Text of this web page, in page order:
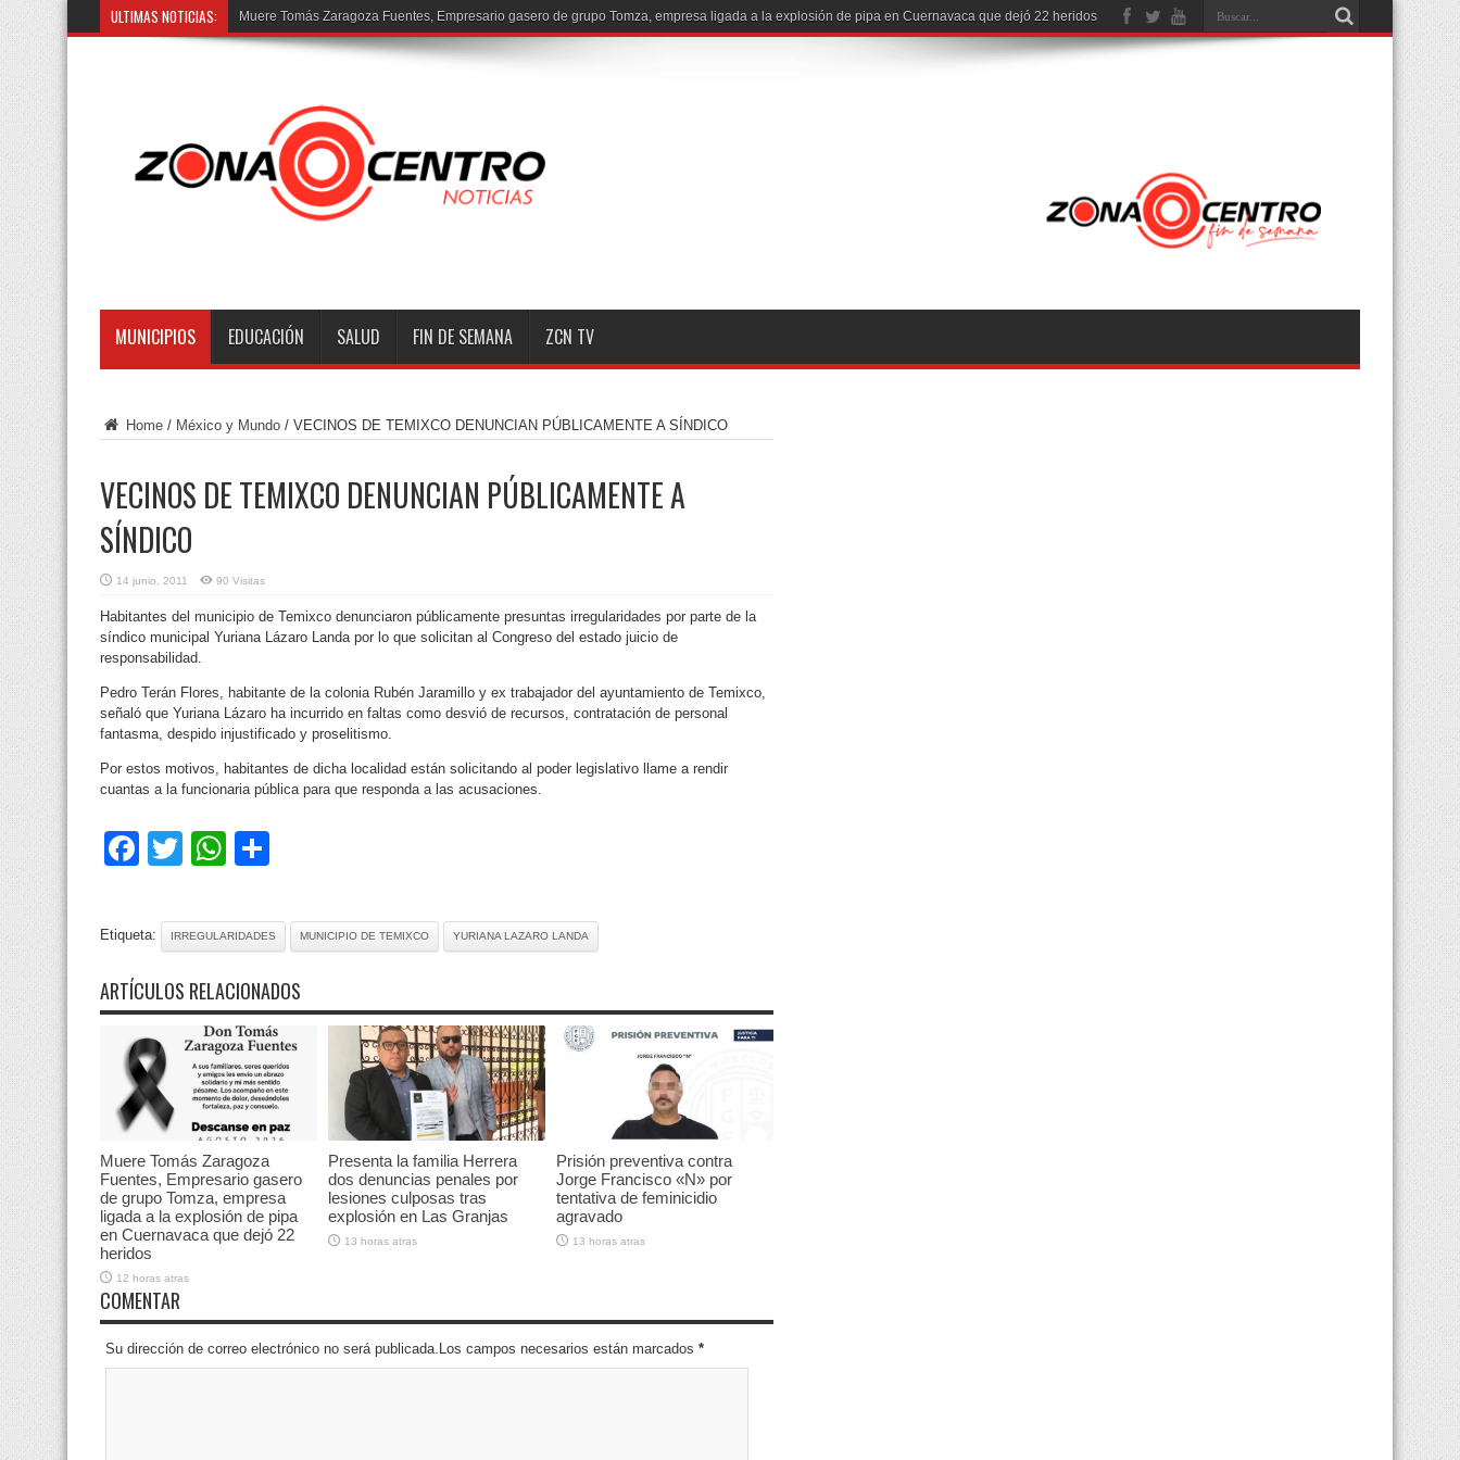
ULTIMAS NOTICIAS: Muere Tomás Zaragoza Fuentes, Empresario gasero de grupo Tomza, empresa ligada a la explosión de pipa en Cuernavaca que dejó 22 heridos
MUNICIPIOS EDUCACIÓN SALUD FIN DE SEMANA ZCN TV
Home / México y Mundo / VECINOS DE TEMIXCO DENUNCIAN PÚBLICAMENTE A SÍNDICO
VECINOS DE TEMIXCO DENUNCIAN PÚBLICAMENTE A
SÍNDICO
14 junio, 2011 90 Visitas
Habitantes del municipio de Temixco denunciaron públicamente presuntas irregularidades por parte de la
síndico municipal Yuriana Lázaro Landa por lo que solicitan al Congreso del estado juicio de
responsabilidad.
Pedro Terán Flores, habitante de la colonia Rubén Jaramillo y ex trabajador del ayuntamiento de Temixco,
señaló que Yuriana Lázaro ha incurrido en faltas como desvió de recursos, contratación de personal
fantasma, despido injustificado y proselitismo.
Por estos motivos, habitantes de dicha localidad están solicitando al poder legislativo llame a rendir
cuantas a la funcionaria pública para que responda a las acusaciones.
Facebook
TwitterWhatsApp
Etiqueta: IRREGULARIDADES MUNICIPIO DE TEMIXCO YURIANA LAZARO LANDA
ARTÍCULOS RELACIONADOS
Muere Tomás Zaragoza
Fuentes, Empresario gasero
de grupo Tomza, empresa
ligada a la explosión de pipa
en Cuernavaca que dejó 22
heridos
12 horas atras
Presenta la familia Herrera
dos denuncias penales por
lesiones culposas tras
explosión en Las Granjas
13 horas atras
Prisión preventiva contra
Jorge Francisco «N» por
tentativa de feminicidio
agravado
13 horas atras
COMENTAR
Su dirección de correo electrónico no será publicada.Los campos necesarios están marcados *